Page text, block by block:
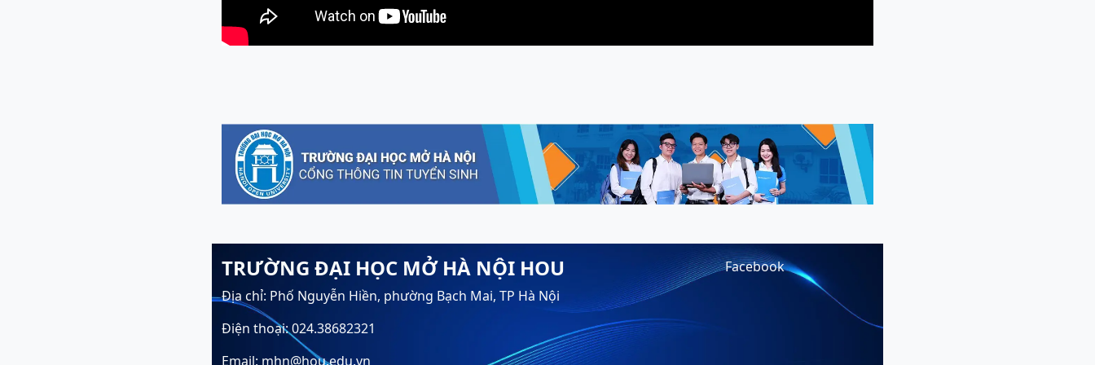
TRƯỜNG ĐẠI HỌC MỞ HÀ NỘI HOU
Địa chỉ: Phố Nguyễn Hiền, phường Bạch Mai, TP Hà Nội
Điện thoại: 024.38682321
Email: mhn@hou.edu.vn
Facebook